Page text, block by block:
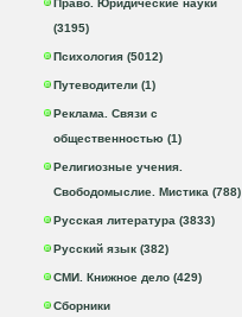
(3195)
Психология (5012)
Путеводители (1)
Реклама. Связи с
общественностью (1)
Религиозные учения.
Свободомыслие. Мистика (788)
Русская литература (3833)
Русский язык (382)
СМИ. Книжное дело (429)
Сборники